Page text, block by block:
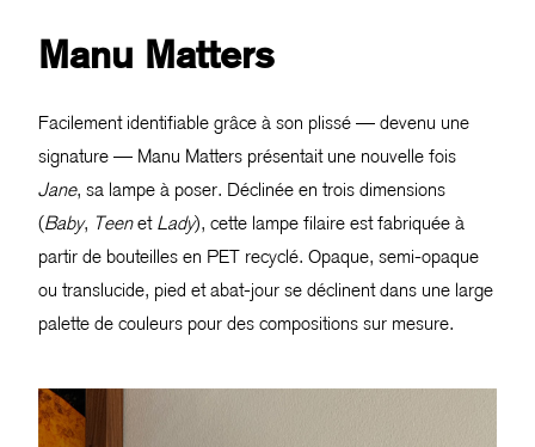
Manu Matters
Facilement identifiable grâce à son plissé — devenu une
signature — Manu Matters présentait une nouvelle fois
Jane, sa lampe à poser. Déclinée en trois dimensions
(Baby, Teenet Lady), cette lampe filaire est fabriquée à
partir de bouteilles en PET recyclé. Opaque, semi-opaque
ou translucide, pied et abat-jour se déclinent dans une large
palette de couleurs pour des compositions sur mesure.